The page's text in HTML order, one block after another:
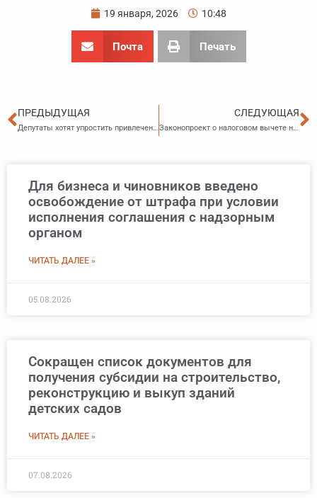
19 января, 2026 10:48
Почта Печать
Пред
ПРЕДЫДУЩАЯ
Депутаты хотят упростить привлечение к ответственности за жестокость к животным
СЛЕДУЮЩАЯ
Законопроект о налоговом вычете на ветеринарные услуги внесли в Госдуму
Для бизнеса и чиновников введено
освобождение от штрафа при условии
исполнения соглашения с надзорным
органом
ЧИТАТЬ ДАЛЕЕ »
05.08.2026
Сокращен список документов для
получения субсидии на строительство,
реконструкцию и выкуп зданий
детских садов
ЧИТАТЬ ДАЛЕЕ »
07.08.2026